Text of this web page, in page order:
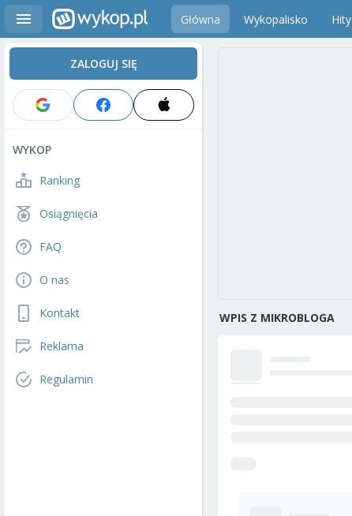
Główna Wykopalisko Hity
ZALOGUJ SIĘ
WYKOP
Ranking
Osiągnięcia
FAQ
O nas
Kontakt
Reklama
Regulamin
WPIS Z MIKROBLOGA